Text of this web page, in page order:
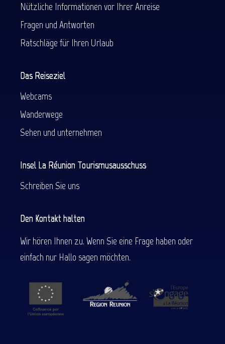
Nützliche Informationen vor Ihrer Anreise
Fragen und Antworten
Ratschläge für Ihren Urlaub
Das Reiseziel
Webcams
Wanderwege
Sehen und unternehmen
Insel La Réunion Tourismusausschuss
Schreiben Sie uns
Den Kontakt halten
Wir hören Ihnen zu. Wenn Sie eine Frage haben oder
einfach nur Hallo sagen möchten.